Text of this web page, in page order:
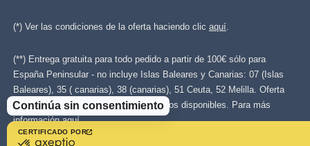
CERTIFICADO POR
Continúa sin consentimiento
(*) Ver las condiciones de la oferta haciendo clic aquí.
(**) Entrega gratuita para todo pedido a partir de 100€ sólo para
España Peninsular - no incluye Islas Baleares y Canarias: 07 (Islas
Baleares), 35 ( canarias), 38 (canarias), 51 Ceuta, 52 Melilla. Oferta
válida con los transportistas más baratos disponibles. Para más
informaciónaquí.